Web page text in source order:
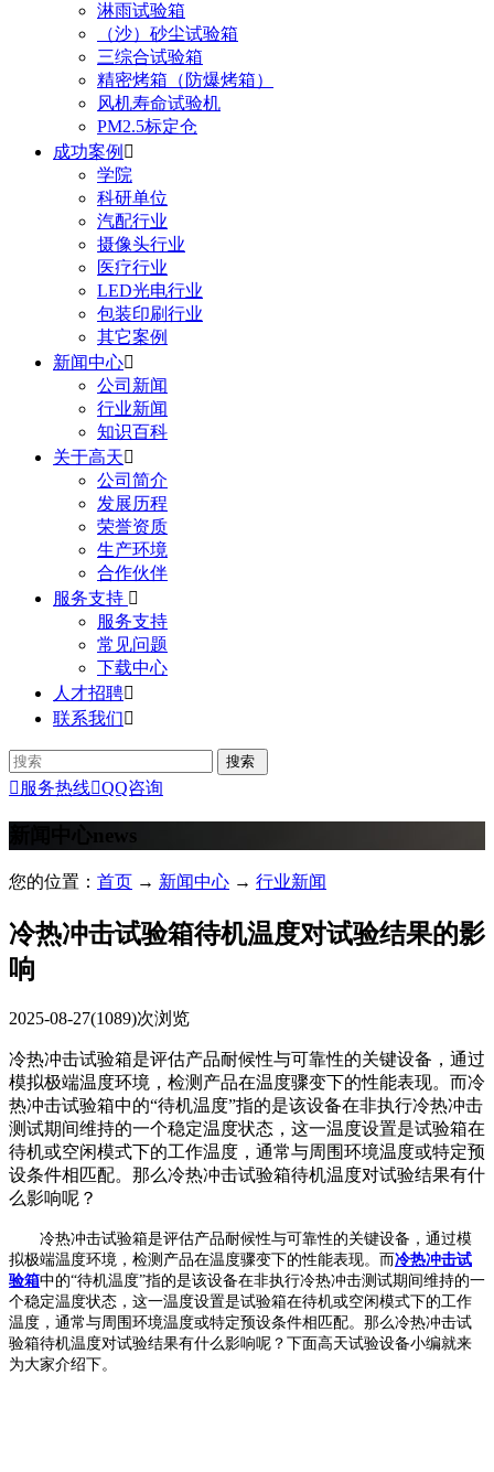
淋雨试验箱
（沙）砂尘试验箱
三综合试验箱
精密烤箱（防爆烤箱）
风机寿命试验机
PM2.5标定仓
成功案例 
学院
科研单位
汽配行业
摄像头行业
医疗行业
LED光电行业
包装印刷行业
其它案例
新闻中心
公司新闻
行业新闻
知识百科
关于高天
公司简介
发展历程
荣誉资质
生产环境
合作伙伴
服务支持 
服务支持
常见问题
下载中心
人才招聘
联系我们
 服务热线QQ咨询
news
您的位置： 首页 → 新闻中心 → 行业新闻
冷热冲击试验箱待机温度对试验结果的影
响
2025-08-27(1089)次浏览
冷热冲击试验箱是评估产品耐候性与可靠性的关键设备，通过
模拟极端温度环境，检测产品在温度骤变下的性能表现。而冷
热冲击试验箱中的“待机温度”指的是该设备在非执行冷热冲击
测试期间维持的一个稳定温度状态，这一温度设置是试验箱在
待机或空闲模式下的工作温度，通常与周围环境温度或特定预
设条件相匹配。那么冷热冲击试验箱待机温度对试验结果有什
么影响呢？
冷热冲击试验箱是评估产品耐候性与可靠性的关键设备，通过模
拟极端温度环境，检测产品在温度骤变下的性能表现。而冷热冲击试
验箱中的“待机温度”指的是该设备在非执行冷热冲击测试期间维持的一
个稳定温度状态，这一温度设置是试验箱在待机或空闲模式下的工作
温度，通常与周围环境温度或特定预设条件相匹配。那么冷热冲击试
验箱待机温度对试验结果有什么影响呢？下面高天试验设备小编就来
为大家介绍下。